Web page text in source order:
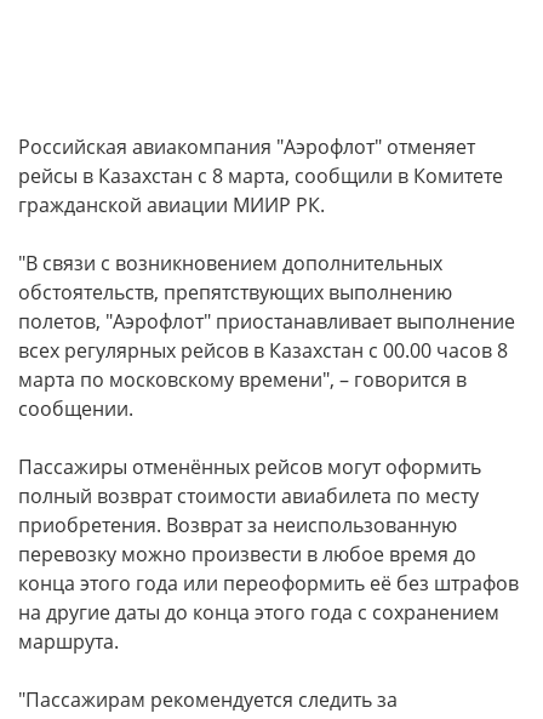
Российская авиакомпания "Аэрофлот" отменяет
рейсы в Казахстан с 8 марта, сообщили в Комитете
гражданской авиации МИИР РК.
"В связи с возникновением дополнительных
обстоятельств, препятствующих выполнению
полетов, "Аэрофлот" приостанавливает выполнение
всех регулярных рейсов в Казахстан с 00.00 часов 8
марта по московскому времени", – говорится в
сообщении.
Пассажиры отменённых рейсов могут оформить
полный возврат стоимости авиабилета по месту
приобретения. Возврат за неиспользованную
перевозку можно произвести в любое время до
конца этого года или переоформить её без штрафов
на другие даты до конца этого года с сохранением
маршрута.
"Пассажирам рекомендуется следить за